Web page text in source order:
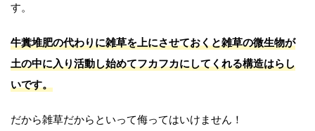
す。
牛糞堆肥の代わりに雑草を上にさせておくと雑草の微生物が
土の中に入り活動し始めてフカフカにしてくれる構造はらし
いです。
だから雑草だからといって侮ってはいけません！